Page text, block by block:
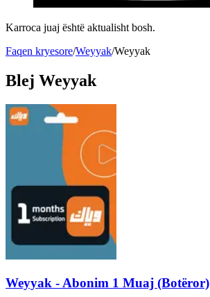
Karroca juaj është aktualisht bosh.
Faqen kryesore/Weyyak/Weyyak
Blej Weyyak
Weyyak - Abonim 1 Muaj (Botëror)